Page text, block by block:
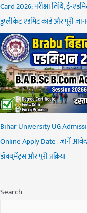
Card 2026: परीक्षा तिथि, ई-
डुप्लीकेट एडमिट कार्ड और पूरी
Bihar University UG
Online Apply Date : जानें
डॉक्युमेंट्स और पूरी प्रक्रिया
Search